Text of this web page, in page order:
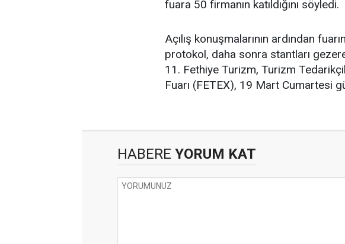
fuara 50 firmanın katıldığını söyledi.
Açılış konuşmalarının ardından
protokol, daha sonra stantları
11. Fethiye Turizm, Turizm
Fuarı (FETEX), 19 Mart Cumartesi
HABERE YORUM KAT